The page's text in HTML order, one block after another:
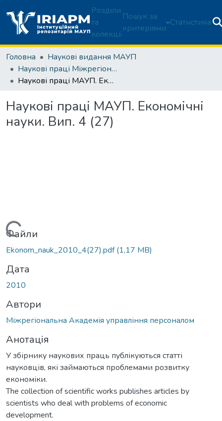
Розділи
та
колекції
Пошук за
критеріями
Статистика
Головна
Наукові видання МАУП
Наукові праці Міжрегіональної Академії управління персоналом. Економічні науки
Наукові праці МАУП. Економічні науки. Вип. 4 (27)
Наукові праці МАУП. Економічні
науки. Вип. 4 (27)
Вантажиться...
Файли
Ekonom_nauk_2010_4(27).pdf(1,17 MB)
Дата
2010
Автори
Міжрегіональна Академія управління персоналом
Анотація
У збірнику наукових праць публікуються статті
науковців, які займаються проблемами розвитку
економіки.
The collection of scientific works publishes articles by
scientists who deal with problems of economic
development.